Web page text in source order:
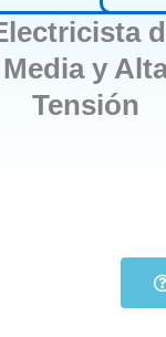
Media y
Tensión